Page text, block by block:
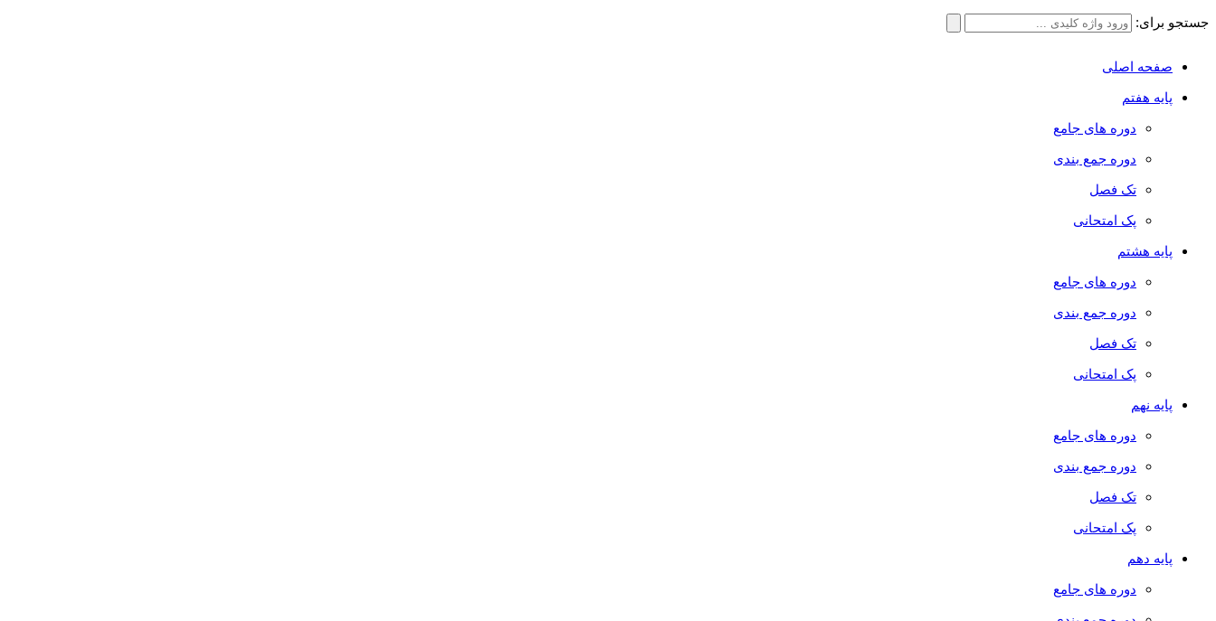
جستجو برای:
صفحه اصلی
پایه هفتم
دوره های جامع
دوره جمع بندی
تک فصل
پک امتحانی
پایه هشتم
دوره های جامع
دوره جمع بندی
تک فصل
پک امتحانی
پایه نهم
دوره های جامع
دوره جمع بندی
تک فصل
پک امتحانی
پایه دهم
دوره های جامع